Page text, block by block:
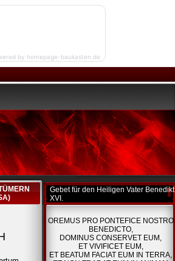
Gebet für den Heiligen Vater Benedikt
XVI.
OREMUS PRO PONTEFICE NOSTRO
BENEDICTO,
DOMINUS CONSERVET EUM,
ET VIVIFICET EUM,
ET BEATUM FACIAT EUM IN TERRA,
by homepage-baukasten.de